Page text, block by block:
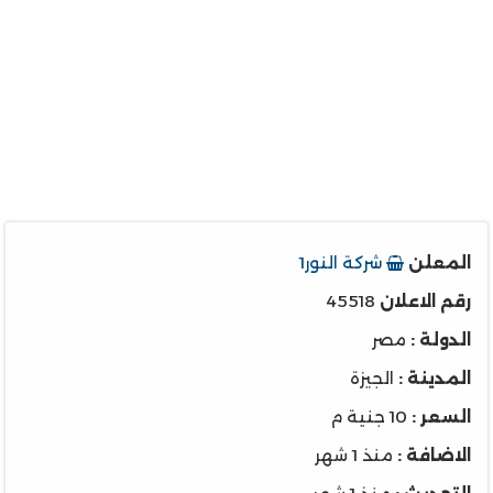
المعلن
شركة النور1
رقم الاعلان 45518
الدولة : مصر
المدينة : الجيزة
السعر : 10 جنية م
الاضافة : منذ 1 شهر